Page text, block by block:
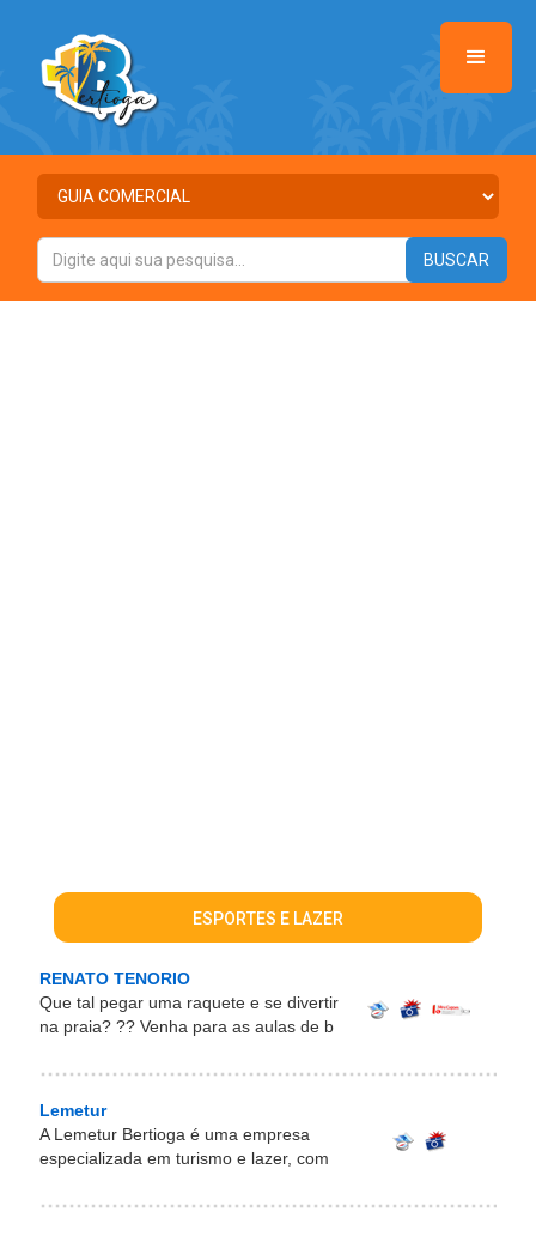
ESPORTES E LAZER
RENATO TENORIO
Que tal pegar uma raquete e se divertir
na praia? ?? Venha para as aulas de b
Lemetur
A Lemetur Bertioga é uma empresa
especializada em turismo e lazer, com